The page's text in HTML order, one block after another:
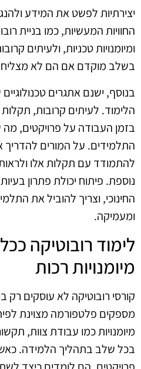
יצירתיות לפשט את המידע
החוויות המעשיות, כמו בניית
ומיומנויות טכניות, ולעיתים
בשלב מוקדם אם הם לא
בנוסף, ישנם אתגרים
הלימוד. לעיתים קרובות,
בזמן העבודה על פרויקטים, מה
התלמידים. על המורים להדריך
להתמודד עם תקלות אלו
נוספת. פיתוח יכולת פתרון
החינוכי, וצריך להוביל את
ומעמיקה.
לימוד רובוטיקה
מיומנויות רכות
קורסי רובוטיקה לא עוסקים רק
מספקים פלטפורמה מצוינת
מיומנויות כמו עבודת צוות,
בכל שלב בתהליך הלמידה.